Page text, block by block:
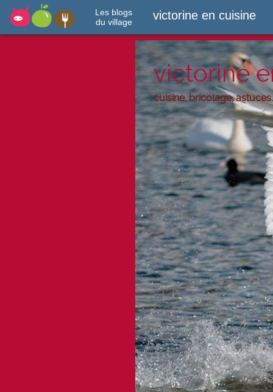
Les blogs
du village
victorine en cuisine
victorine
cuisine, bricolage, astuces.